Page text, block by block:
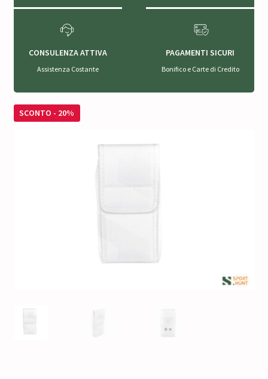
CONSULENZA ATTIVA
Assistenza Costante
PAGAMENTI SICURI
Bonifico e Carte di Credito
SCONTO - 20%